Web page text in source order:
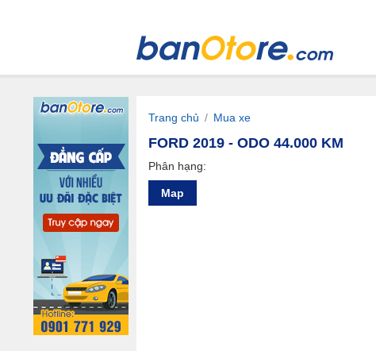
Trang chủ / Mua xe
FORD 2019 - ODO 44.000 KM
Phân hạng:
Map